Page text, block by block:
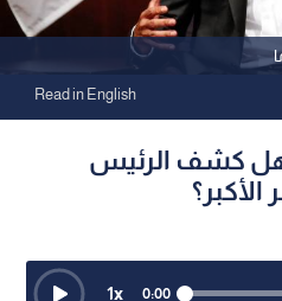
Read in English
هل كشف الرئيس
الأكبر؟
0:00
1x